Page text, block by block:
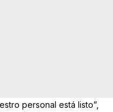
personal está listo”,